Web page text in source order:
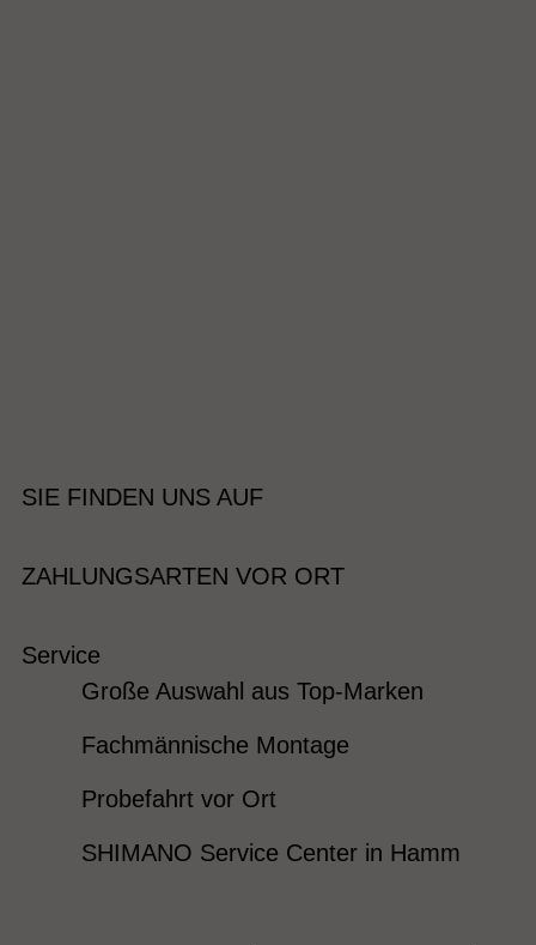
SIE FINDEN UNS AUF
ZAHLUNGSARTEN VOR ORT
Service
Große Auswahl aus Top-Marken
Fachmännische Montage
Probefahrt vor Ort
SHIMANO Service Center in Hamm